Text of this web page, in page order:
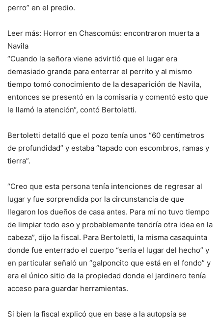
perro” en el predio.
Leer más: Horror en Chascomús: encontraron muerta a
Navila
“Cuando la señora viene advirtió que el lugar era
demasiado grande para enterrar el perrito y al mismo
tiempo tomó conocimiento de la desaparición de Navila,
entonces se presentó en la comisaría y comentó esto que
le llamó la atención“, contó Bertoletti.
Bertoletti detalló que el pozo tenía unos “60 centímetros
de profundidad” y estaba “tapado con escombros, ramas y
tierra”.
“Creo que esta persona tenía intenciones de regresar al
lugar y fue sorprendida por la circunstancia de que
llegaron los dueños de casa antes. Para mí no tuvo tiempo
de limpiar todo eso y probablemente tendría otra idea en la
cabeza”, dijo la fiscal. Para Bertoletti, la misma casaquinta
donde fue enterrado el cuerpo “sería el lugar del hecho” y
en particular señaló un “galponcito que está en el fondo” y
era el único sitio de la propiedad donde el jardinero tenía
acceso para guardar herramientas.
Si bien la fiscal explicó que en base a la autopsia se